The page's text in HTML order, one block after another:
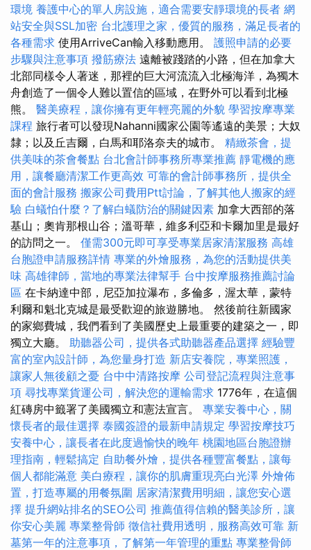
環境 養護中心的單人房設施，適合需要安靜環境的長者 網
站安全與SSL加密 台北護理之家，優質的服務，滿足長者的
各種需求 使用ArriveCan輸入移動應用。 護照申請的必要
步驟與注意事項 撥筋療法 遠離被踐踏的小路，但在加拿大
北部同樣令人著迷，那裡的巨大河流流入北極海洋，為獨木
舟創造了一個令人難以置信的區域，在野外可以看到北極
熊。 醫美療程，讓你擁有更年輕亮麗的外貌 學習按摩專業
課程 旅行者可以發現Nahanni國家公園等遙遠的美景；大奴
隸；以及丘吉爾，白馬和耶洛奈夫的城市。 精緻茶會，提
供美味的茶會餐點 台北會計師事務所專業推薦 靜電機的應
用，讓餐廳清潔工作更高效 可靠的會計師事務所，提供全
面的會計服務 搬家公司費用Ptt討論，了解其他人搬家的經
驗 白蟻怕什麼？了解白蟻防治的關鍵因素 加拿大西部的落
基山；奧肯那根山谷；溫哥華，維多利亞和卡爾加里是最好
的訪問之一。 僅需300元即可享受專業居家清潔服務 高雄
台胞證申請服務詳情 專業的外燴服務，為您的活動提供美
味 高雄律師，當地的專業法律幫手 台中按摩服務推薦討論
區 在卡納達中部，尼亞加拉瀑布，多倫多，渥太華，蒙特
利爾和魁北克城是最受歡迎的旅遊勝地。 然後前往新國家
的家鄉費城，我們看到了美國歷史上最重要的建築之一，即
獨立大廳。 助聽器公司，提供各式助聽器產品選擇 經驗豐
富的室內設計師，為您量身打造 新店安養院，專業照護，
讓家人無後顧之憂 台中中清路按摩 公司登記流程與注意事
項 尋找專業貨運公司，解決您的運輸需求 1776年，在這個
紅磚房中籤署了美國獨立和憲法宣言。 專業安養中心，關
懷長者的最佳選擇 泰國簽證的最新申請規定 學習按摩技巧
安養中心，讓長者在此度過愉快的晚年 桃園地區台胞證辦
理指南，輕鬆搞定 自助餐外燴，提供各種豐富餐點，讓每
個人都能滿意 美白療程，讓你的肌膚重現亮白光澤 外燴佈
置，打造專屬的用餐氛圍 居家清潔費用明細，讓您安心選
擇 提升網站排名的SEO公司 推薦值得信賴的醫美診所，讓
你安心美麗 專業整骨師 徵信社費用透明，服務高效可靠 新
墓第一年的注意事項，了解第一年管理的重點 專業整骨師